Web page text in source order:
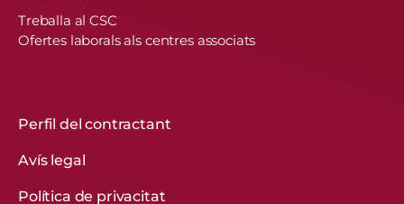
CONFIGURACIÓ DE COOKIES
Treballa al CSC
Ofertes laborals als centres associats
Perfil del contractant
Avís legal
Política de privacitat